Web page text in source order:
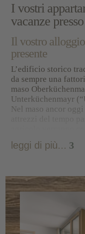
I vostri
vacanze
Il vostro
presente
L’edificio storico
da sempre una
maso
Unterküchenmayr
Nel maso ancor
Qualità e sostenibilità
questo motivo
parecchi dei nostri
L’inconfondibile
accoglienza, salute e
Il vostro
Bressanone
leggi di più... 3